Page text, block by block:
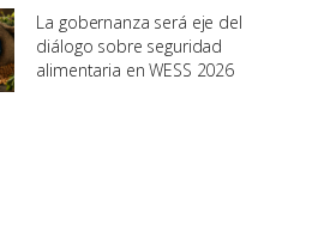
La gobernanza será eje del
diálogo sobre seguridad
alimentaria en WESS 2026